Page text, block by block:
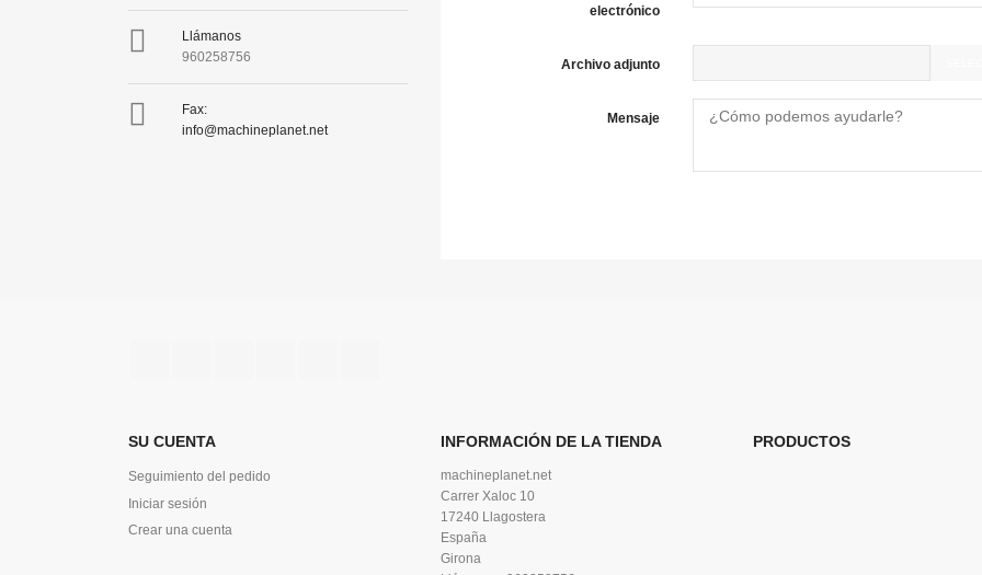

Llámanos
960258756

Fax:
info@machineplanet.net
electrónico
Archivo adjunto
Mensaje
SU CUENTA
Seguimiento del pedido
Iniciar sesión
Crear una cuenta
INFORMACIÓN DE LA TIENDA
machineplanet.net
Carrer Xaloc 10
17240 Llagostera
España
Girona
PRODUCTOS